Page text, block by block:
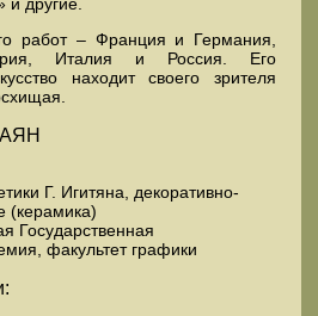
работ – Франция и Германия,
Италия и Россия. Его
находит своего зрителя
Г. Игитяна, декоративно-
(керамика)
Государственная
факультет графики